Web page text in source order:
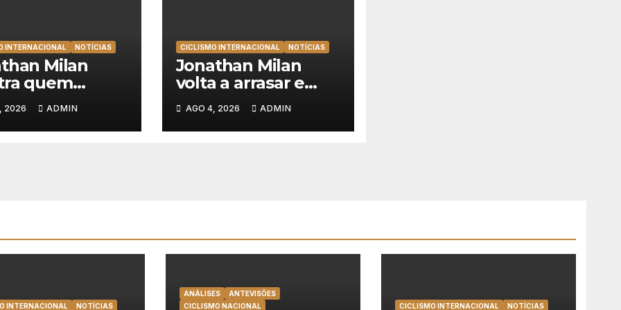
INTERNACIONAL NOTÍCIAS
Milan
quem
e soma a 3ª
consecutiva
a Polónia
2026 ADMIN
CICLISMO INTERNACIONAL NOTÍCIAS
Jonathan Milan
volta a arrasar e
mete a segunda na
Volta a Polónia 2026
AGO 4, 2026 ADMIN
INTERNACIONAL NOTÍCIAS
ANÁLISES
ANTEVISÕES
CICLISMO NACIONAL
CICLISMO INTERNACIONAL NOTÍCIAS